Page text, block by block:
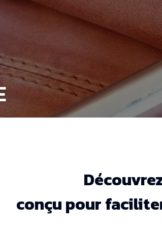
conçu pour